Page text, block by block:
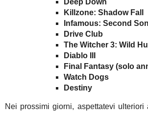
Deep Down
Killzone: Shadow Fall
Infamous: Second Son
Drive Club
The Witcher 3: Wild
Diablo III
Final Fantasy (solo
Watch Dogs
Destiny
Nei prossimi giorni, aspettatevi ulteriori